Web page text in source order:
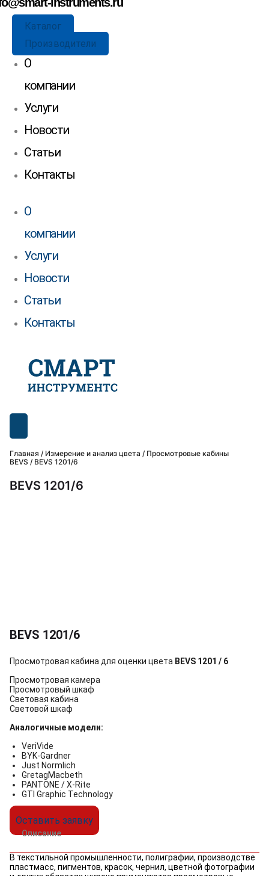
Каталог
Производители
О
компании
Услуги
Новости
Статьи
Контакты
О
компании
Услуги
Новости
Статьи
Контакты
Главная / Измерение и анализ цвета / Просмотровые кабины
BEVS / BEVS 1201/6
BEVS 1201/6
BEVS 1201/6
Просмотровая кабина для оценки цвета BEVS 1201 / 6
Просмотровая камера
Просмотровый шкаф
Световая кабина
Световой шкаф
Аналогичные модели:
VeriVide
BYK-Gardner
Just Normlich
GretagMacbeth
PANTONE / X-Rite
GTI Graphic Technology
Оставить заявку
Описание
В текстильной промышленности, полиграфии, производстве
пластмасс, пигментов, красок, чернил, цветной фотографии